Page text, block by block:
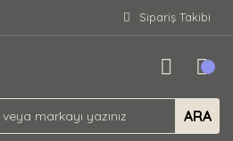
Sipariş Takibi
ARA